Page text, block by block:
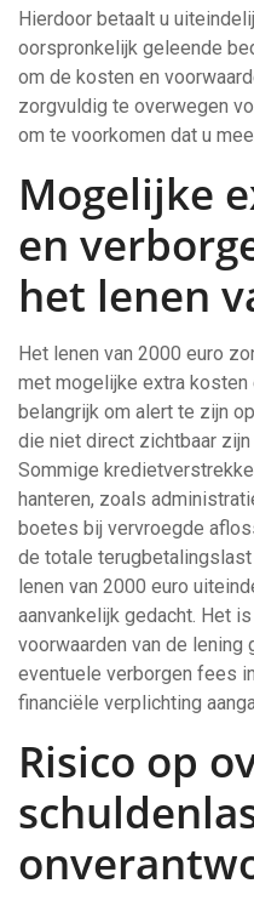
Hierdoor betaalt u
oorspronkelijk geleende
om de kosten en
zorgvuldig te overwegen
om te voorkomen dat u
Mogelijke
en
het lenen
Het lenen van 2000 euro
met mogelijke extra
belangrijk om alert te zijn
die niet direct zichtbaar
Sommige
hanteren, zoals
boetes bij vervroegde
de totale
lenen van 2000 euro
aanvankelijk gedacht. Het
voorwaarden van de lening
eventuele verborgen fees
financiële verplichting
Risico op